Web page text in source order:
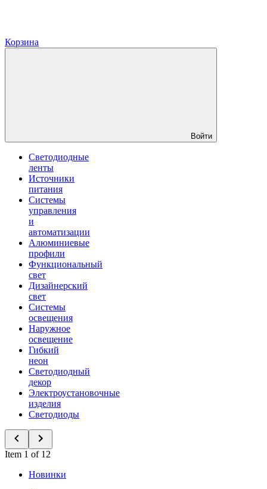
Корзина
Войти
Светодиодные
ленты
Источники
питания
Системы
управления
и
автоматизации
Алюминиевые
профили
Функциональный
свет
Дизайнерский
свет
Системы
освещения
Наружное
освещение
Гибкий
неон
Светодиодный
декор
Электроустановочные
изделия
Светодиоды
Item 1 of 12
Новинки